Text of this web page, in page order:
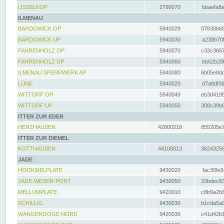
IJSSELKOP 2790070
ILMENAU
BARDOWICK OP
5940029
BARDOWICK UP
5940030
FAHRENHOLZ OP
5940070
FAHRENHOLZ UP
5940060
ILMENAU SPERRWERK AP
5940080
LÜNE
5940020
WITTORF OP
5940049
WITTORF UP
5940050
ITTER ZUR EDER
HERZHAUSEN
42800218
ITTER ZUR DIEMEL
KOTTHAUSEN
44100013
JADE
HOOKSIELPLATE
9430020
JADE-WESER-PORT
9430050
MELLUMPLATE
9420010
SCHILLIG
9430030
WANGEROOGE NORD
9420030